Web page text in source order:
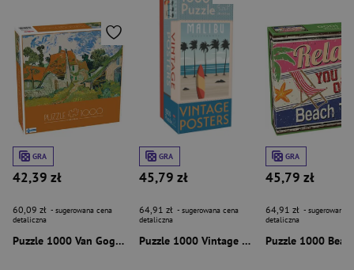
GRA
42,39 zł
60,09 zł - sugerowana cena
detaliczna
Puzzle 1000 Van Gogh Street in Auvers-sur-Oise 58692
GRA
45,79 zł
64,91 zł - sugerowana cena
detaliczna
Puzzle 1000 Vintage Posters Malibu 58662
GRA
45,79 zł
64,91 zł - sugerowana
detaliczna